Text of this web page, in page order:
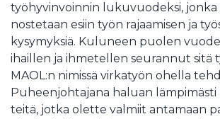
työhyvinvoinnin lukuvuodeksi, jonka
nostetaan esiin työn rajaamisen ja
kysymyksiä. Kuluneen puolen
ihaillen ja ihmetellen seurannut sitä
MAOL:n nimissä virkatyön ohella
Puheenjohtajana haluan lämpimästi
teitä, jotka olette valmiit antamaan